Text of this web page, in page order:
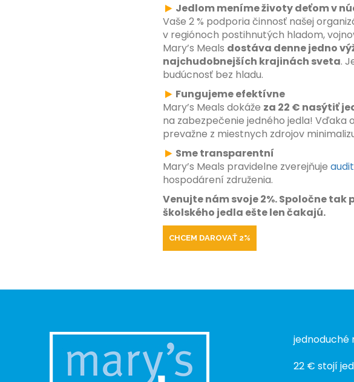
Jedlom meníme životy deťom v
Vaše 2 % podporia činnosť našej
v regiónoch postihnutých hladom,
Mary’s Meals dostáva denne jedno
najchudobnejších krajinách sveta.
budúcnosť bez hladu.
Fungujeme efektívne
Mary’s Meals dokáže za 22 € nasýtiť
na zabezpečenie jedného jedla!
prevažne z miestnych zdrojov
Sme transparentní
Mary’s Meals pravidelne zverejňuje
hospodárení združenia.
Venujte nám svoje 2%. Spoločne
školského jedla ešte len čakajú.
CHCEM DAROVAŤ 2%
jednoduché
22 € stojí